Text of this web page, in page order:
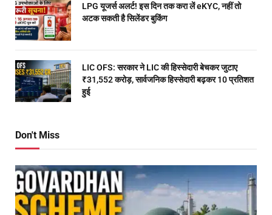
LPG यूजर्स अलर्ट! इस दिन तक करा लें eKYC, नहीं तो
अटक सकती है सिलेंडर बुकिंग
LIC OFS: सरकार ने LIC की हिस्सेदारी बेचकर जुटाए
₹31,552 करोड़, सार्वजनिक हिस्सेदारी बढ़कर 10 प्रतिशत
हुई
Don't Miss